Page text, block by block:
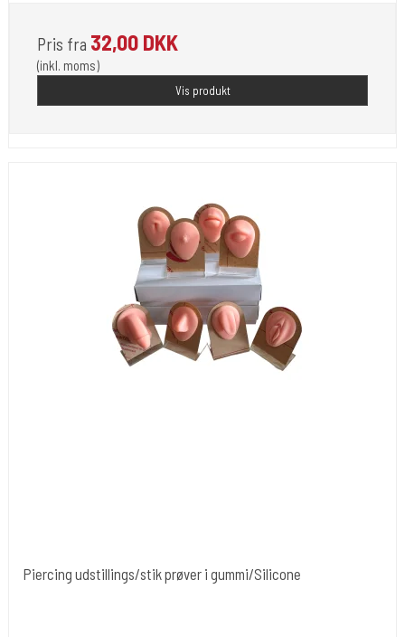
Pris fra 32,00 DKK
(inkl. moms)
Vis produkt
Piercing udstillings/stik prøver i gummi/Silicone